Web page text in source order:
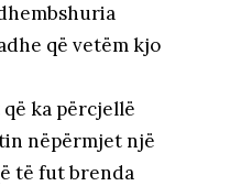
që vetëm kjo
ka përcjellë
nëpërmjet një
të fut brenda